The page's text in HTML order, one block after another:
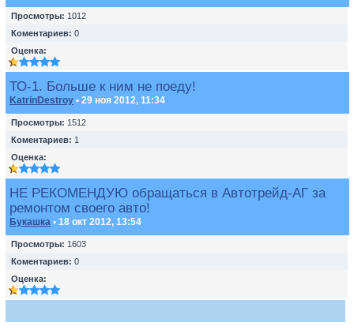
Просмотры: 1012
Коментариев: 0
Оценка:
ТО-1. Больше к ним не поеду!
KatrinDestroy • 29 ноя 2012, 11:34
Просмотры: 1512
Коментариев: 1
Оценка:
НЕ РЕКОМЕНДУЮ обращаться в Автотрейд-АГ за
ремонтом своего авто!
Букашка • 18 окт 2012, 13:54
Просмотры: 1603
Коментариев: 0
Оценка: